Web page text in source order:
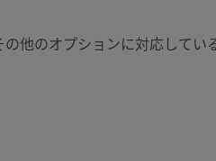
他のオプションに対応してい